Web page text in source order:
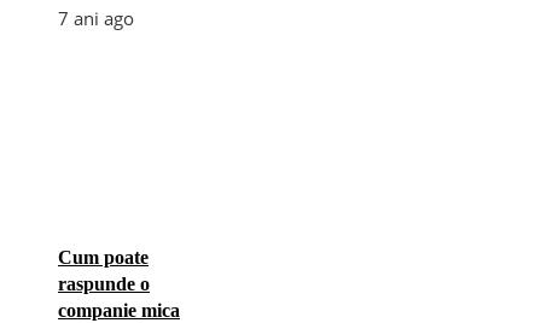
7 ani ago
Cum poate
raspunde o
companie mica